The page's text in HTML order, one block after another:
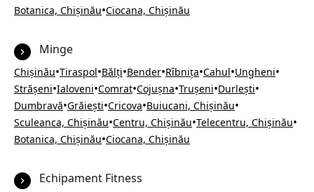
Botanica, Chișinău•Ciocana, Chișinău
Minge
Chișinău•Tiraspol•Bălți•Bender•Rîbnița•Cahul•Ungheni•
Strășeni•Ialoveni•Comrat•Cojușna•Trușeni•Durlești•
Dumbravă•Grăiești•Cricova•Buiucani, Chișinău•
Sculeanca, Chișinău•Centru, Chișinău•Telecentru, Chișinău•
Botanica, Chișinău•Ciocana, Chișinău
Echipament Fitness